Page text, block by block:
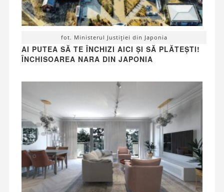
fot. Ministerul Justiției din Japonia
AI PUTEA SĂ TE ÎNCHIZI AICI ȘI SĂ PLĂTEȘTI!
ÎNCHISOAREA NARA DIN JAPONIA